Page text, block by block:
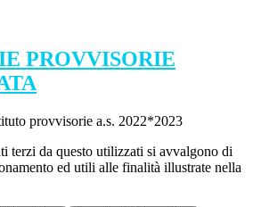
PROVVISORIE
provvisorie a.s. 2022*2023
terzi da questo utilizzati si avvalgono di
ed utili alle finalità illustrate nella